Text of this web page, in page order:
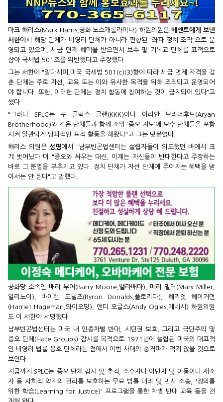
마크 해리스(Mark Harris,공화·노스캐롤라이나) 하원의원은 베센트에게 보낸
서한에서 해당 단체가 비영리 단체가 아니라 편향된 "좌파 정치 조직"으로 운
영되고 있으며, 세금 면제 혜택을 받으면서 보수 및 기독교 단체를 표적으로
삼아 국세법 501조를 위반했다고 주장했다.
그는 서한에 "알다시피,미국 국세법 501(c)(3)항에 따라 세금 면제 자격을 갖
춘 단체는 주로 자선, 교육 또는 이와 유사한 목적을 위해 조직되고 운영되어
야 합니다. 또한, 이러한 단체는 정치 활동에 참여하는 것이 금지되어 있다"고
썼다.
"그러나 SPLC는 쿠 클럭스 클랜(KKK)이나 아리안 브라더후드(Aryan
Brotherhood)와 같은 단체들과 함께 소위 ‘증오 지도’에 보수 단체들을 포함
시켜 일관되게 당파적인 표적 활동을 해왔다"고 그는 덧붙였다.
해리스 의원은성명에서 "남부빈곤법센터는 설립자들이 의도했던 바에서 크
게 벗어났다"며 "증오와 싸우는 대신, 이제는 자신들이 반대한다고 주장하는
바로 그 분열을 부추기고 있다. 정치 단체가 자선 단체에 주어지는 혜택을 받
아서는 안 된다"고 말했다.
공화당 소속인 배리 무어(Barry Moore,앨라배마), 메리 밀러(Mary Miller,
일리노이), 바이런 도널즈(Byron Donalds,플로리다), 해리엇 헤이거먼
(Harriet Hageman,와이오밍), 앤디 오글스(Andy Ogles,테네시) 하원의원
도 이 서한에 서명했다.
남부빈곤법센터는 미국 내 인종차별 반대, 시민권 보호, 그리고 극단주의 및
증오 단체(Hate Groups) 감시를 목적으로 1971년에 설립된 미국의 대표적
인 비영리 법률 옹호 단체라는 점에서 이번 사태의 충격파가 적지 않을 것으로
보인다.
지금까지 SPLC는 증오 단체 감시 및 추적, 소수자나 이민자 및 아동이나 재소
자 등 사회적 약자의 권리를 보호하는 무료 법률 대리 및 민사 소송, '정의를
위한 학습(Learning for Justice)' 프로그램을 통한 차별 반대 교육 등을 전